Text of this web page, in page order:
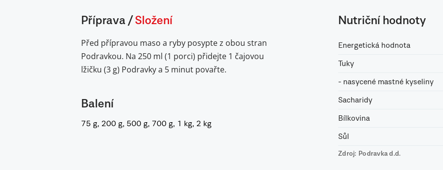
Příprava / Složení
Před přípravou maso a ryby posypte z obou stran
Podravkou. Na 250 ml (1 porci) přidejte 1 čajovou
lžičku (3 g) Podravky a 5 minut povařte.
Balení
75 g, 200 g, 500 g, 700 g, 1 kg, 2 kg
Nutriční hodnoty
Energetická hodnota
Tuky
- nasycené mastné kyseliny
Sacharidy
Bílkovina
Sůl
Zdroj: Podravka d.d.